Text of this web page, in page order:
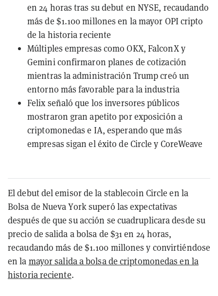
en 24 horas tras su debut en NYSE, recaudando
más de $1.100 millones en la mayor OPI cripto
de la historia reciente
Múltiples empresas como OKX, FalconX y
Gemini confirmaron planes de cotización
mientras la administración Trump creó un
entorno más favorable para la industria
Felix señaló que los inversores públicos
mostraron gran apetito por exposición a
criptomonedas e IA, esperando que más
empresas sigan el éxito de Circle y CoreWeave
El debut del emisor de la stablecoin Circle en la
Bolsa de Nueva York superó las expectativas
después de que su acción se cuadruplicara desde su
precio de salida a bolsa de $31 en 24 horas,
recaudando más de $1.100 millones y convirtiéndose
en la mayor salida a bolsa de criptomonedas en la
historia reciente.